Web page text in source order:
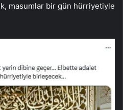
masumlar bir gün hürriyetiyle